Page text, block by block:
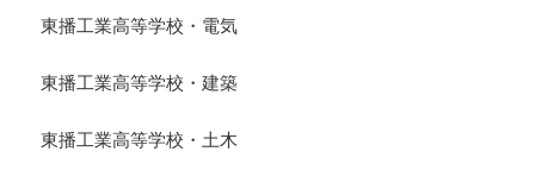
東播工業高等学校・電気
東播工業高等学校・建築
東播工業高等学校・土木